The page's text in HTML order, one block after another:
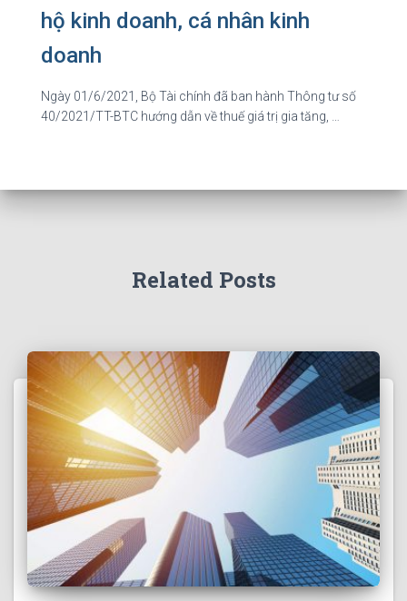
hộ kinh doanh, cá nhân kinh
doanh
Ngày 01/6/2021, Bộ Tài chính đã ban hành Thông tư số
40/2021/TT-BTC hướng dẫn về thuế giá trị gia tăng, …
Related Posts